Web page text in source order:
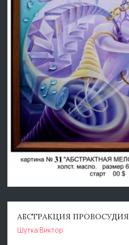
АБСТРАКЦИЯ ПРОВОСУДИЯ
Шутка Виктор